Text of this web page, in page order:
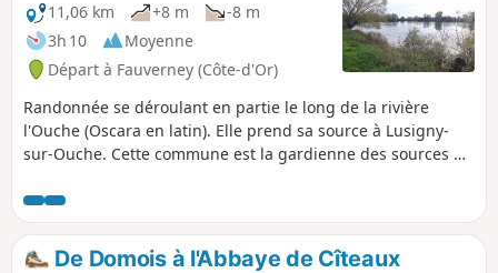
11,06 km
+8 m
-8 m
3h 10
Moyenne
Départ à Fauverney (Côte-d'Or)
Randonnée se déroulant en partie le long de la rivière
l'Ouche (Oscara en latin). Elle prend sa source à Lusigny-
sur-Ouche. Cette commune est la gardienne des sources de
maisons en pierres.
De Domois à l'Abbaye de Cîteaux